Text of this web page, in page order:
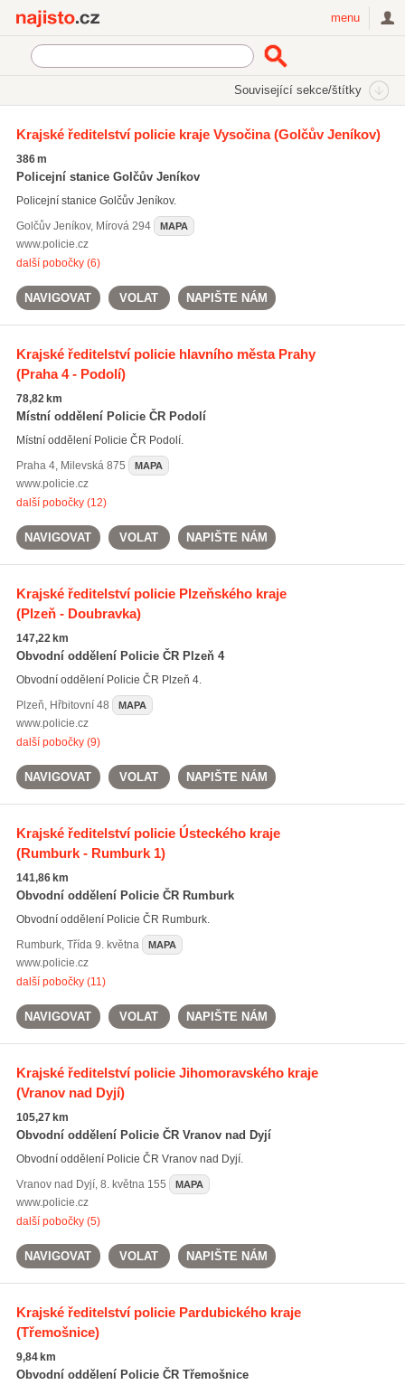
menu
Související sekce/štítky
Obvodní oddělení Policie ČR
Krajské ředitelství policie kraje Vysočina(Golčův Jeníkov)
386 m
Policejní stanice Golčův Jeníkov
Policejní stanice Golčův Jeníkov.
Golčův Jeníkov, Mírová 294 MAPA
www.policie.cz
další pobočky (6)
NAVIGOVAT VOLAT NAPIŠTE NÁM
Krajské ředitelství policie hlavního města Prahy
(Praha 4 - Podolí)
78,82 km
Místní oddělení Policie ČR Podolí
Místní oddělení Policie ČR Podolí.
Praha 4, Milevská 875 MAPA
www.policie.cz
další pobočky (12)
NAVIGOVAT VOLAT NAPIŠTE NÁM
Krajské ředitelství policie Plzeňského kraje
(Plzeň - Doubravka)
147,22 km
Obvodní oddělení Policie ČR Plzeň 4
Obvodní oddělení Policie ČR Plzeň 4.
Plzeň, Hřbitovní 48 MAPA
www.policie.cz
další pobočky (9)
NAVIGOVAT VOLAT NAPIŠTE NÁM
Krajské ředitelství policie Ústeckého kraje
(Rumburk - Rumburk 1)
141,86 km
Obvodní oddělení Policie ČR Rumburk
Obvodní oddělení Policie ČR Rumburk.
Rumburk, Třída 9. května MAPA
www.policie.cz
další pobočky (11)
NAVIGOVAT VOLAT NAPIŠTE NÁM
Krajské ředitelství policie Jihomoravského kraje
(Vranov nad Dyjí)
105,27 km
Obvodní oddělení Policie ČR Vranov nad Dyjí
Obvodní oddělení Policie ČR Vranov nad Dyjí.
Vranov nad Dyjí, 8. května 155 MAPA
www.policie.cz
další pobočky (5)
NAVIGOVAT VOLAT NAPIŠTE NÁM
Krajské ředitelství policie Pardubického kraje
(Třemošnice)
9,84 km
Obvodní oddělení Policie ČR Třemošnice